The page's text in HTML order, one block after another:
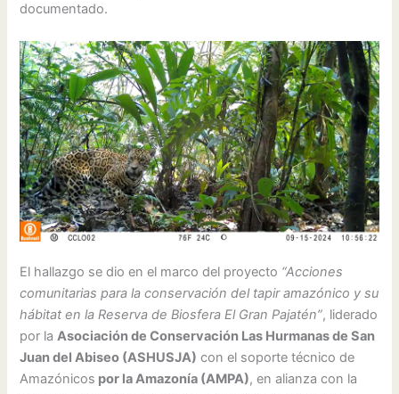
documentado.
El hallazgo se dio en el marco del proyecto “Acciones
comunitarias para la conservación del tapir amazónico y su
hábitat en la Reserva de Biosfera El Gran Pajatén”, liderado
por laAsociación de Conservación Las Hurmanas de San
Juan del Abiseo (ASHUSJA) con el soporte técnico de
Amazónicos por la Amazonía (AMPA), en alianza con la